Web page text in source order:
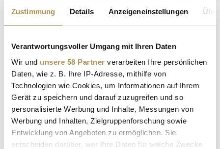
Zustimmung Details Anzeigeneinstellungen
Verantwortungsvoller Umgang mit Ihren Daten
Wir und unsere 58 Partner verarbeiten Ihre persönlichen
Daten, wie z. B. Ihre IP-Adresse, mithilfe von
Technologien wie Cookies, um Informationen auf Ihrem
Gerät zu speichern und darauf zuzugreifen und so
personalisierte Werbung und Inhalte, Messungen von
Werbung und Inhalten, Zielgruppenforschung sowie
Entwicklung von Angeboten zu ermöglichen. Sie
entscheiden darüber, wer Ihre Daten für welche Zwecke